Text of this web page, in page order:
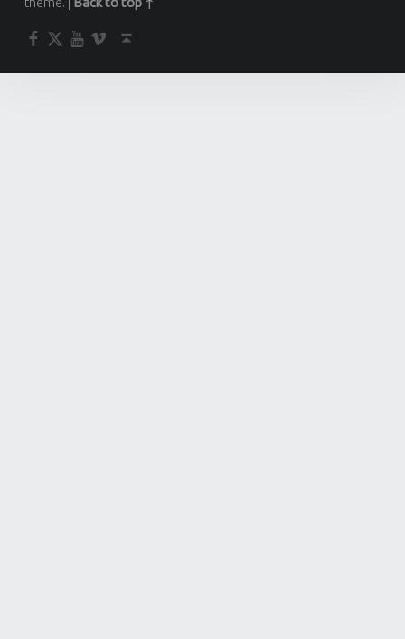
Facebook
TwitterYouTube
Vimeo